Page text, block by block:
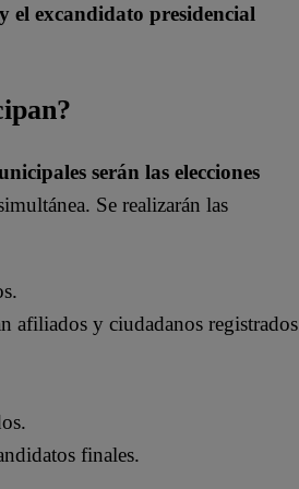
el excandidato presidencial
serán las elecciones
Se realizarán las
afiliados y ciudadanos registrados
finales.